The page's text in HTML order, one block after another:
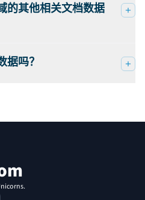
的其他相关文档数据
据吗？